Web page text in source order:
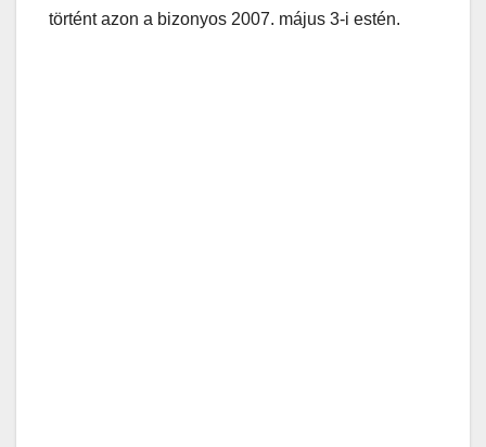
történt azon a bizonyos 2007. május 3-i estén.